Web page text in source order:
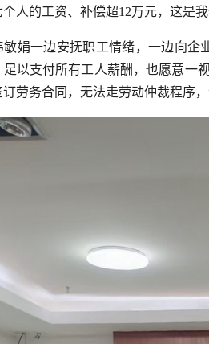
人的工资、补偿超12万元，这是
敏娟一边安抚职工情绪，一边向企
足以支付所有工人薪酬，也愿意一
劳务合同，无法走劳动仲裁程序